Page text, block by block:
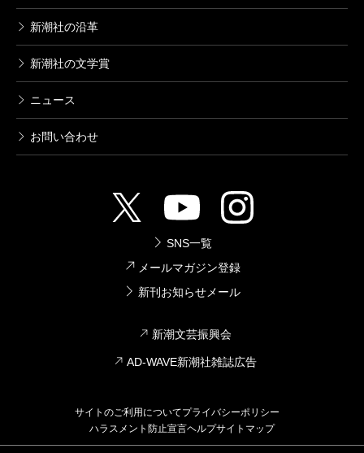
新潮社の沿革
新潮社の文学賞
ニュース
お問い合わせ
SNS一覧
メールマガジン登録
新刊お知らせメール
新潮文芸振興会
AD-WAVE新潮社雑誌広告
サイトのご利用についてプライバシーポリシー
ハラスメント防止宣言ヘルプサイトマップ